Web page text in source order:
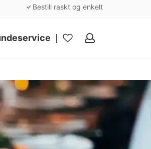
Bestill raskt og enkelt
Mine